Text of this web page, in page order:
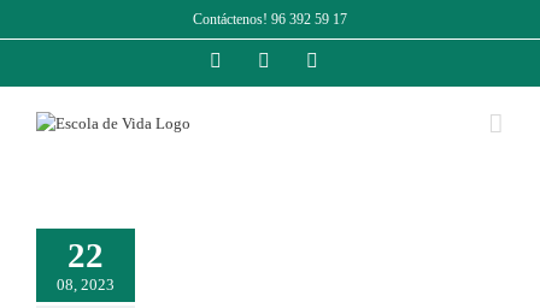
Contáctenos! 96 392 59 17
FacebookInstagram
22
08, 2023